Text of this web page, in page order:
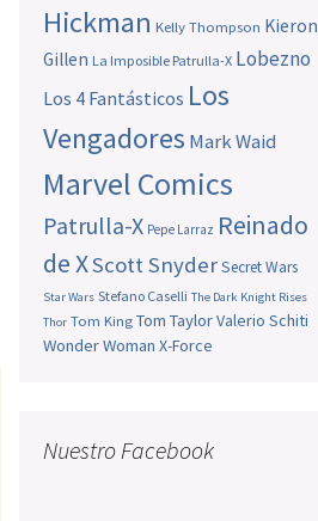
Hickman Kelly Thompson Kieron
Gillen La Imposible Patrulla-X Lobezno
Los 4 Fantásticos Los
Vengadores Mark Waid
Marvel Comics
Patrulla-X Pepe Larraz Reinado
de XScott SnyderSecret Wars
Star Wars Stefano Caselli The Dark Knight Rises
Thor Tom King Tom TaylorValerio Schiti
Wonder Woman X-Force
Nuestro Facebook